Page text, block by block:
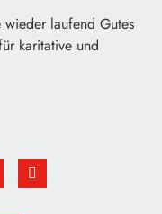
laufend Gutes
karitative und